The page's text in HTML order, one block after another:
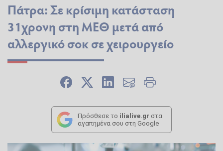
Πάτρα: Σε κρίσιμη κατάσταση
31χρονη στη ΜΕΘ μετά από
αλλεργικό σοκ σε χειρουργείο
Πρόσθεσε το ilialive.gr στα
αγαπημένα σου στη Google